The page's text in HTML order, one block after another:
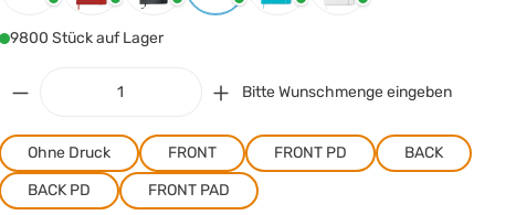
9800 Stück auf Lager
Bitte Wunschmenge eingeben
Ohne Druck FRONT FRONT PD
BACK
BACK PD
FRONT PAD